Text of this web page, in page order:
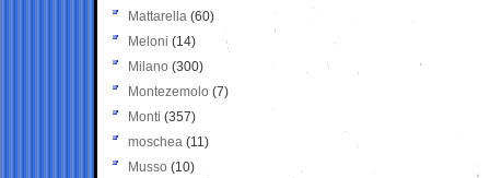
Mattarella (60)
Meloni (14)
Milano (300)
Montezemolo (7)
Monti (357)
moschea (11)
Musso (10)